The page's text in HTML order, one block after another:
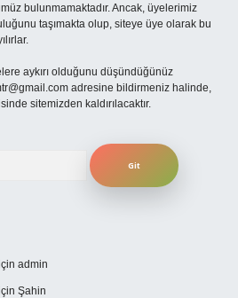
bulunmamaktadır. Ancak, üyelerimiz
taşımakta olup, siteye üye olarak bu
aykırı olduğunu düşündüğünüz
adresine bildirmeniz halinde,
sitemizden kaldırılacaktır.
admin
Şahin